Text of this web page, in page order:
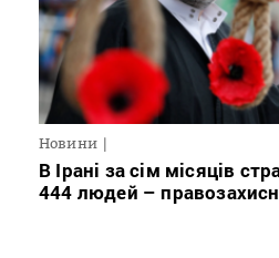
Новини
В Ірані за сім місяців
444 людей –